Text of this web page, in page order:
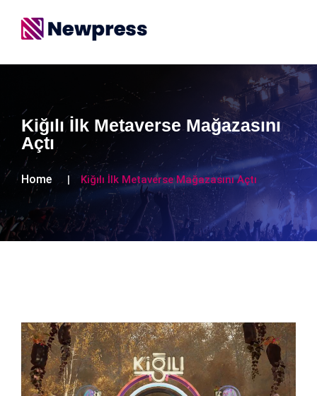
Kiğılı İlk Metaverse Mağazasını
Açtı
Home Kiğılı İlk Metaverse Mağazasını Açtı